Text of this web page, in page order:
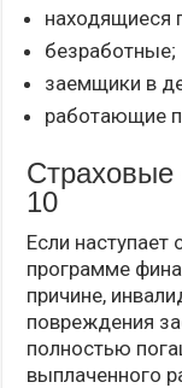
находящиеся
безработные;
заемщики в
работающие
Страховые
10
Если наступает
программе
причине,
повреждения
полностью
выплаченного